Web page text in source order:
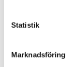
Statistik
Marknadsföring